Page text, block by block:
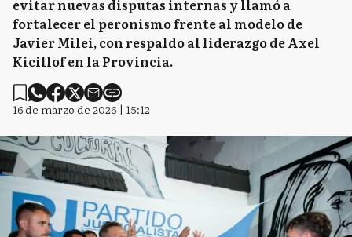
evitar nuevas disputas internas y llamó a
fortalecer el peronismo frente al modelo de
Javier Milei, con respaldo al liderazgo de Axel
Kicillof en la Provincia.
16 de marzo de 2026 | 15:12